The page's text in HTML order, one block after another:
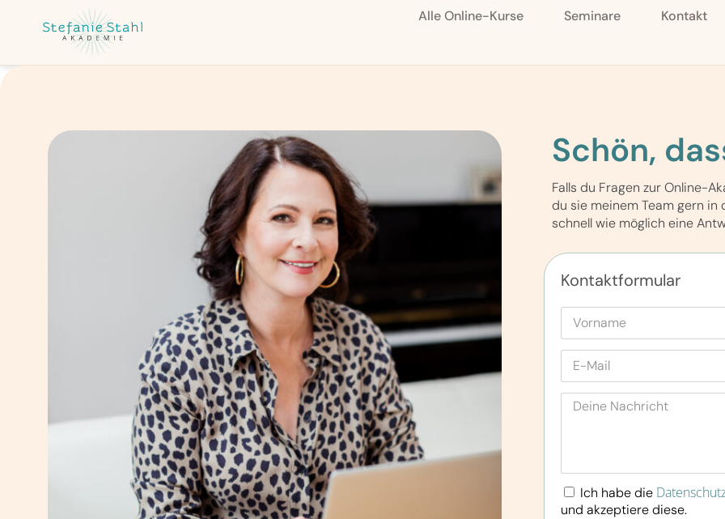
Alle Online-Kurse Seminare Kontakt
Schön,
Falls du Fragen zur Online-
du sie meinem Team gern
schnell wie möglich eine
Kontaktformular
Ich habe die
und akzeptiere diese.